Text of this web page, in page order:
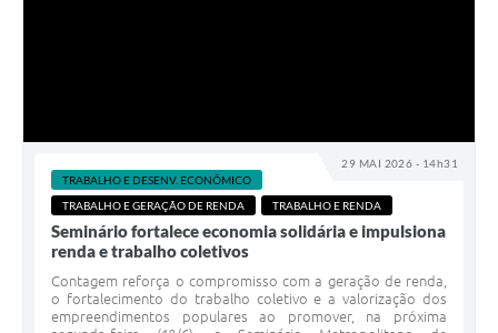
29 MAI 2026 - 14h31
TRABALHO E DESENV. ECONÔMICO
TRABALHO E GERAÇÃO DE RENDA
TRABALHO E RENDA
Seminário fortalece economia solidária e impulsiona
renda e trabalho coletivos
Contagem reforça o compromisso com a geração de renda,
o fortalecimento do trabalho coletivo e a valorização dos
empreendimentos populares ao promover, na próxima